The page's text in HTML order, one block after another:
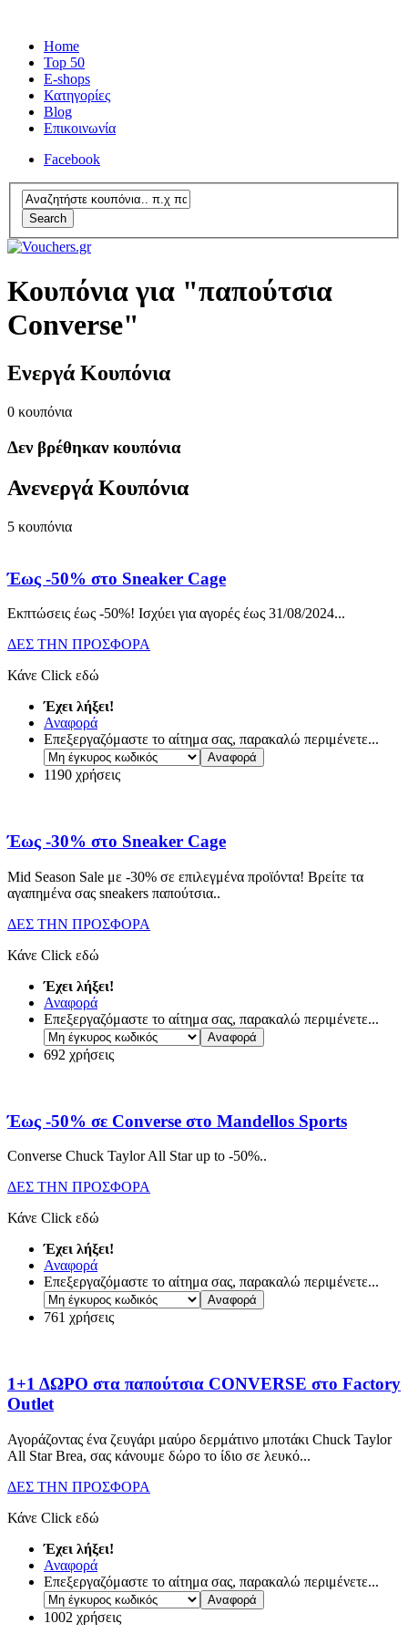
Home
Top 50
E-shops
Κατηγορίες
Blog
Επικοινωνία
Facebook
Search
Κουπόνια για "παπούτσια
Converse"
Ενεργά Κουπόνια
0 κουπόνια
Δεν βρέθηκαν κουπόνια
Ανενεργά Κουπόνια
5 κουπόνια
Έως -50% στο Sneaker Cage
Εκπτώσεις έως -50%! Ισχύει για αγορές έως 31/08/2024...
ΔΕΣ ΤΗΝ ΠΡΟΣΦΟΡΑ
Κάνε Click εδώ
Έχει λήξει!
Αναφορά
Επεξεργαζόμαστε το αίτημα σας, παρακαλώ περιμένετε...
1190 χρήσεις
Έως -30% στο Sneaker Cage
Mid Season Sale με -30% σε επιλεγμένα προϊόντα! Βρείτε τα
αγαπημένα σας sneakers παπούτσια..
ΔΕΣ ΤΗΝ ΠΡΟΣΦΟΡΑ
Κάνε Click εδώ
Έχει λήξει!
Αναφορά
Επεξεργαζόμαστε το αίτημα σας, παρακαλώ περιμένετε...
692 χρήσεις
Έως -50% σε Converse στο Mandellos Sports
Converse Chuck Taylor All Star up to -50%..
ΔΕΣ ΤΗΝ ΠΡΟΣΦΟΡΑ
Κάνε Click εδώ
Έχει λήξει!
Αναφορά
Επεξεργαζόμαστε το αίτημα σας, παρακαλώ περιμένετε...
761 χρήσεις
1+1 ΔΩΡΟ στα παπούτσια CONVERSE στο Factory
Outlet
Αγοράζοντας ένα ζευγάρι μαύρο δερμάτινο μποτάκι Chuck Taylor
All Star Brea, σας κάνουμε δώρο το ίδιο σε λευκό...
ΔΕΣ ΤΗΝ ΠΡΟΣΦΟΡΑ
Κάνε Click εδώ
Έχει λήξει!
Αναφορά
Επεξεργαζόμαστε το αίτημα σας, παρακαλώ περιμένετε...
1002 χρήσεις